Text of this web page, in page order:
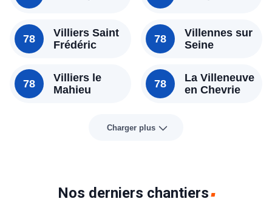
78
Villiers Saint
Frédéric
78
Villiers le
Mahieu
78
Villennes sur
Seine
78
La Villeneuve
en Chevrie
Charger plus
Nos derniers chantiers